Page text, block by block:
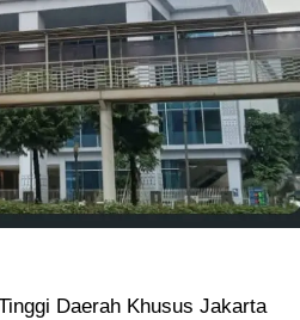
Daerah Khusus Jakarta